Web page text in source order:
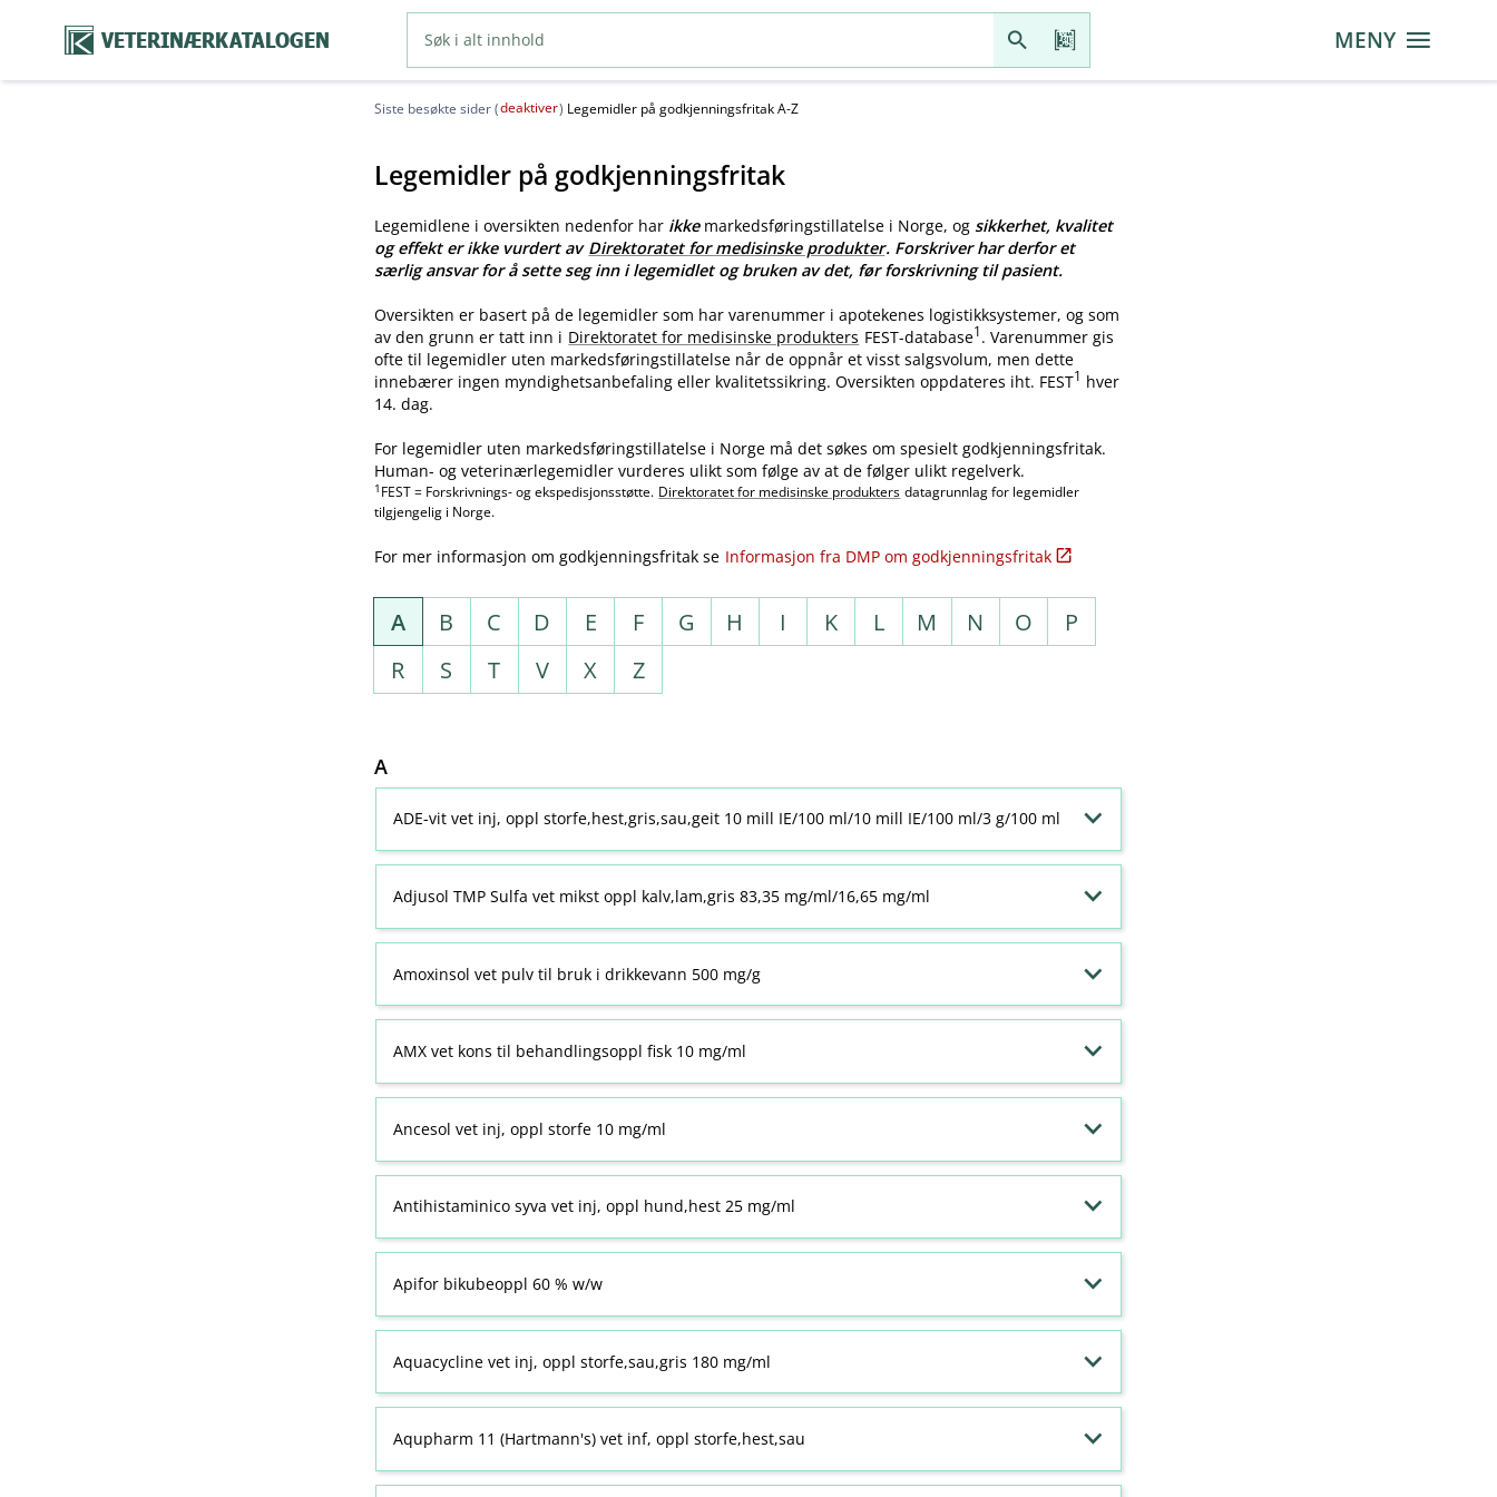
VETERINÆRKATALOGEN MENY
Siste besøkte sider (deaktiver) Legemidler på godkjenningsfritak A-Z
Legemidler på godkjenningsfritak
Legemidlene i oversikten nedenfor har ikkemarkedsføringstillatelse i Norge, og sikkerhet, kvalitet
og effekt er ikke vurdert av Direktoratet for medisinske produkter. Forskriver har derfor et
særlig ansvar for å sette seg inn i legemidlet og bruken av det, før forskrivning til pasient.
Oversikten er basert på de legemidler som har varenummer i apotekenes logistikksystemer, og som
av den grunn er tatt inn i Direktoratet for medisinske produkters FEST-database1. Varenummer gis
ofte til legemidler uten markedsføringstillatelse når de oppnår et visst salgsvolum, men dette
innebærer ingen myndighetsanbefaling eller kvalitetssikring. Oversikten oppdateres iht. FEST1 hver
14. dag.
For legemidler uten markedsføringstillatelse i Norge må det søkes om spesielt godkjenningsfritak.
Human- og veterinærlegemidler vurderes ulikt som følge av at de følger ulikt regelverk.
1 FEST = Forskrivnings- og ekspedisjonsstøtte. Direktoratet for medisinske produkters datagrunnlag for legemidler
tilgjengelig i Norge.
For mer informasjon om godkjenningsfritak se Informasjon fra DMP om godkjenningsfritak
A B C D E F G H I K L M N O
P
R
S T V X Z
A
ADE-vit vet inj, oppl storfe,hest,gris,sau,geit 10 mill IE/100 ml/10 mill IE/100 ml/3 g/100 ml
Adjusol TMP Sulfa vet mikst oppl kalv,lam,gris 83,35 mg/ml/16,65 mg/ml
Amoxinsol vet pulv til bruk i drikkevann 500 mg/g
AMX vet kons til behandlingsoppl fisk 10 mg/ml
Ancesol vet inj, oppl storfe 10 mg/ml
Antihistaminico syva vet inj, oppl hund,hest 25 mg/ml
Apifor bikubeoppl 60 % w​/​w
Aquacycline vet inj, oppl storfe,sau,gris 180 mg/ml
Aqupharm 11 (Hartmann's) vet inf, oppl storfe,hest,sau